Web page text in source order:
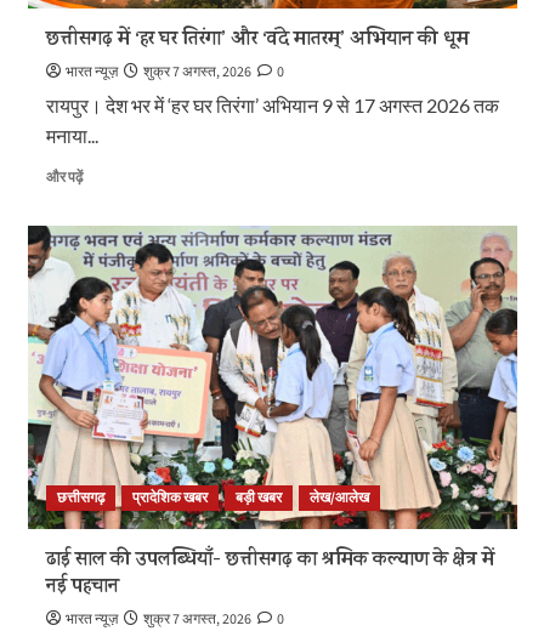
पढ़ें
छत्तीसगढ़ में ‘हर घर तिरंगा’ और ‘वंदे मातरम्’ अभियान की धूम
भारत न्यूज़ शुक्र 7 अगस्त, 2026 0
रायपुर। देश भर में ‘हर घर तिरंगा’ अभियान 9 से 17 अगस्त 2026 तक
मनाया...
और पढ़ेंछत्तीसगढ़
घर
तिरंगा’
और
‘वंदे
मातरम्’
अभियान
की
धूम
के
बारे
और
पढ़ें
छत्तीसगढ़ प्रादेशिक खबर बड़ी खबर लेख/आलेख
ढाई साल की उपलब्धियाँ- छत्तीसगढ़ का श्रमिक कल्याण के क्षेत्र में
नई पहचान
भारत न्यूज़ शुक्र 7 अगस्त, 2026 0